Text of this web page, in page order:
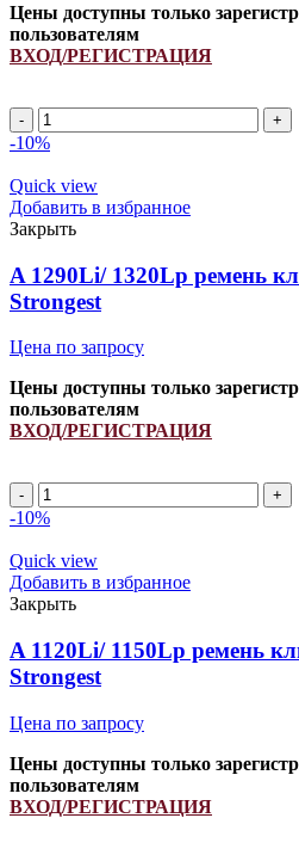
Цены доступны только
пользователям
ВХОД/РЕГИСТРАЦИЯ
A
1250Li/
ремень
клиновой
INDFORCE
Strongest
quantity
-10%
Quick view
Добавить в избранное
Закрыть
A 1290Li/ 1320Lp ремень
Strongest
Цена по запросу
Цены доступны только
пользователям
ВХОД/РЕГИСТРАЦИЯ
A
1290Li/
ремень
клиновой
INDFORCE
Strongest
quantity
-10%
Quick view
Добавить в избранное
Закрыть
A 1120Li/ 1150Lp ремень
Strongest
Цена по запросу
Цены доступны только
пользователям
ВХОД/РЕГИСТРАЦИЯ